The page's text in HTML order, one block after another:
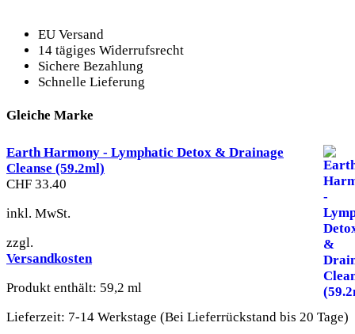
EU Versand
14 tägiges Widerrufsrecht
Sichere Bezahlung
Schnelle Lieferung
Gleiche Marke
Earth Harmony - Lymphatic Detox & Drainage
Cleanse (59.2ml)
CHF 33.40
inkl. MwSt.
zzgl.
Versandkosten
Produkt enthält: 59,2 ml
Lieferzeit: 7-14 Werkstage (Bei Lieferrückstand bis 20 Tage)